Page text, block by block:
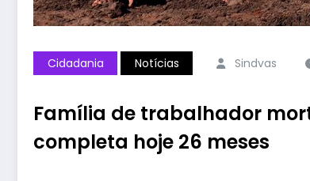
Cidadania Notícias Sindvas
Família de trabalhador
completa hoje 26 meses